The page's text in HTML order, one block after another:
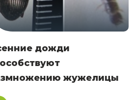
дожди
жужелицы